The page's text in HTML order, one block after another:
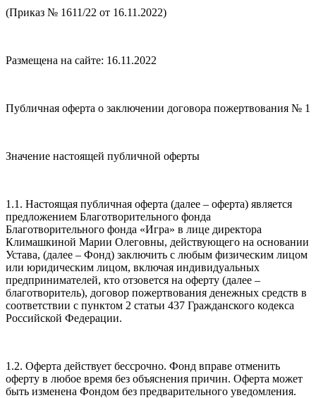
(Приказ № 1611/22 от 16.11.2022)
Размещена на сайте: 16.11.2022
Публичная оферта о заключении договора пожертвования № 1
Значение настоящей публичной оферты
1.1. Настоящая публичная оферта (далее – оферта) является
предложением Благотворительного фонда
Благотворительного фонда «Игра» в лице директора
Климашкиной Марии Олеговны, действующего на основании
Устава, (далее – Фонд) заключить с любым физическим лицом
или юридическим лицом, включая индивидуальных
предпринимателей, кто отзовется на оферту (далее –
благотворитель), договор пожертвования денежных средств в
соответствии с пунктом 2 статьи 437 Гражданского кодекса
Российской Федерации.
1.2. Оферта действует бессрочно. Фонд вправе отменить
оферту в любое время без объяснения причин. Оферта может
быть изменена Фондом без предварительного уведомления.